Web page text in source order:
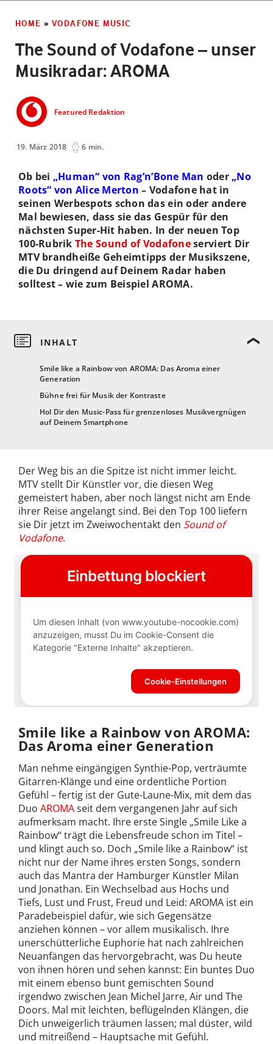
HOME » VODAFONE MUSIC
The Sound of Vodafone – unser
Musikradar: AROMA
Featured Redaktion
19. März 2018 6 min.
Smile like a Rainbow von AROMA: Das Aroma einer
Generation
Bühne frei für Musik der Kontraste
Hol Dir den Music-Pass für grenzenloses Musikvergnügen
auf Deinem Smartphone
Ob bei „Human“ von Rag’n’Bone Man oder „No
Roots“ von Alice Merton – Vodafone hat in
seinen Werbespots schon das ein oder andere
Mal bewiesen, dass sie das Gespür für den
nächsten Super-Hit haben. In der neuen Top
100-Rubrik The Sound of Vodafoneserviert Dir
MTV brandheiße Geheimtipps der Musikszene,
die Du dringend auf Deinem Radar haben
solltest – wie zum Beispiel AROMA.
Der Weg bis an die Spitze ist nicht immer leicht.
MTV stellt Dir Künstler vor, die diesen Weg
gemeistert haben, aber noch längst nicht am Ende
ihrer Reise angelangt sind. Bei den Top 100 liefern
sie Dir jetzt im Zweiwochentakt den Sound of
Vodafone.
Smile like a Rainbow von AROMA:
Das Aroma einer Generation
Man nehme eingängigen Synthie-Pop, verträumte
Gitarren-Klänge und eine ordentliche Portion
Gefühl – fertig ist der Gute-Laune-Mix, mit dem das
Duo AROMAseit dem vergangenen Jahr auf sich
aufmerksam macht. Ihre erste Single „Smile Like a
Rainbow“ trägt die Lebensfreude schon im Titel –
und klingt auch so. Doch „Smile like a Rainbow“ ist
nicht nur der Name ihres ersten Songs, sondern
auch das Mantra der Hamburger Künstler Milan
und Jonathan. Ein Wechselbad aus Hochs und
Tiefs, Lust und Frust, Freud und Leid: AROMA ist ein
Paradebeispiel dafür, wie sich Gegensätze
anziehen können – vor allem musikalisch. Ihre
unerschütterliche Euphorie hat nach zahlreichen
Neuanfängen das hervorgebracht, was Du heute
von ihnen hören und sehen kannst: Ein buntes Duo
mit einem ebenso bunt gemischten Sound
irgendwo zwischen Jean Michel Jarre, Air und The
Doors. Mal mit leichten, beflügelnden Klängen, die
Dich unweigerlich träumen lassen; mal düster, wild
und mitreißend – Hauptsache mit Gefühl.